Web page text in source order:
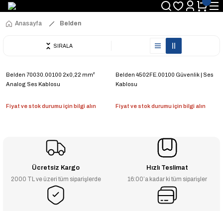
Anasayfa Belden
SIRALA
Belden 70030.00100 2x0,22 mm²
Analog Ses Kablosu
Fiyat ve stok durumu için bilgi alın
Belden 4502FE.00100 Güvenlik | Ses
Kablosu
Fiyat ve stok durumu için bilgi alın
Ücretsiz Kargo
2000 TL ve üzeri tüm siparişlerde
Hızlı Teslimat
16:00’a kadar ki tüm siparişler